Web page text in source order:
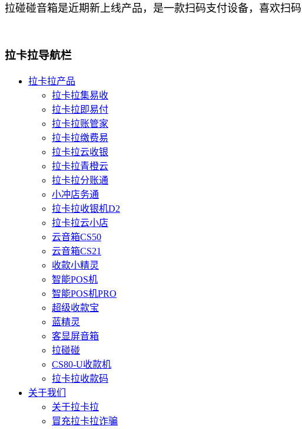
拉碰碰音箱是近期新上线产品，是一款扫码支付设备，喜欢扫
拉卡拉导航栏
拉卡拉产品
拉卡拉集易收
拉卡拉即易付
拉卡拉账管家
拉卡拉缴费易
拉卡拉云收银
拉卡拉青橙云
拉卡拉分账通
小冲店务通
拉卡拉收银机D2
拉卡拉云小店
云音箱CS50
云音箱CS21
收款小精灵
智能POS机
智能POS机PRO
超级收款宝
蓝精灵
客显屏音箱
拉碰碰
CS80-U收款机
拉卡拉收款码
关于我们
关于拉卡拉
冒充拉卡拉诈骗